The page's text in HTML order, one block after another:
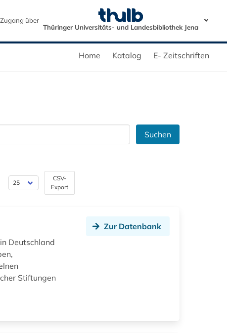
Zugang über
Thüringer Universitäts- und Landesbibliothek Jena
Home Katalog E- Zeitschriften
Suchen
CSV-
Export
Deutschland
Stiftungen
Zur Datenbank